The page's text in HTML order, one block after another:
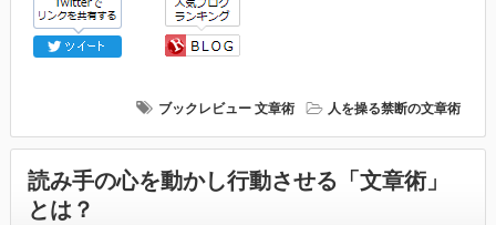
ブックレビュー 文章術 人を操る禁断の文章術
読み手の心を動かし行動させる「文章術」
とは？